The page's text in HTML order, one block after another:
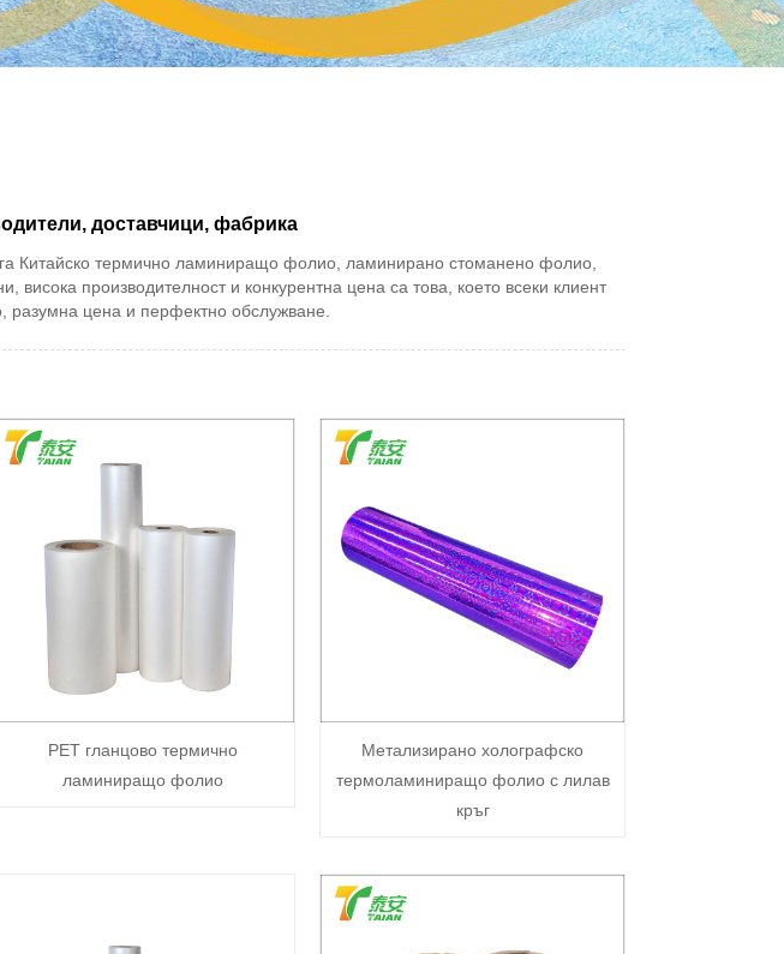
доставчици, фабрика
Китайско термично ламиниращо фолио, ламинирано стоманено фолио,
производителност и конкурентна цена са това, което всеки клиент
цена и перфектно обслужване.
PET гланцово термично
ламиниращо фолио
Метализирано холографско
термоламиниращо фолио с лилав
кръг